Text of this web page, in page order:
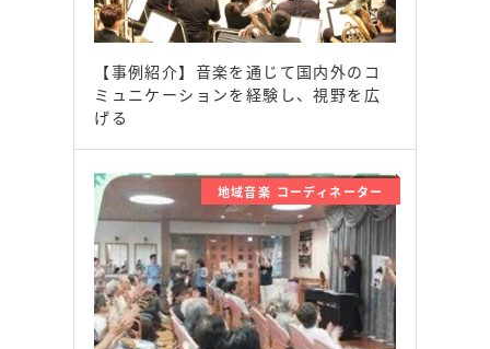
【事例紹介】音楽を通じて国内外のコ
ミュニケーションを経験し、視野を広
げる
地域音楽 コーディネーター